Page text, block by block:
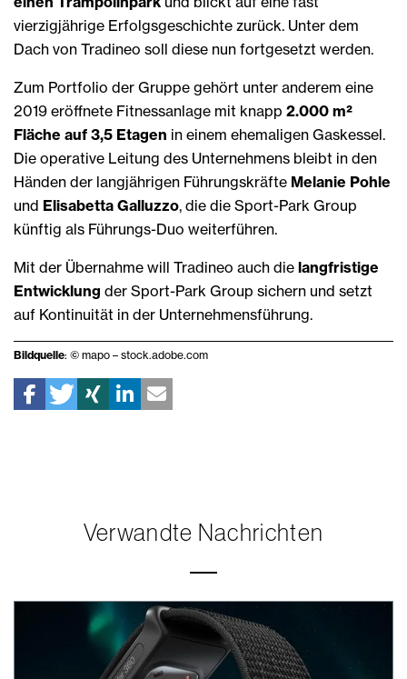
vierzigjährige Erfolgsgeschichte zurück. Unter dem
Dach von Tradineo soll diese nun fortgesetzt werden.
Zum Portfolio der Gruppe gehört unter anderem eine
2019 eröffnete Fitnessanlage mit knapp 2.000 m²
Fläche auf 3,5 Etagen in einem ehemaligen Gaskessel.
Die operative Leitung des Unternehmens bleibt in den
Händen der langjährigen Führungskräfte Melanie Pohle
und Elisabetta Galluzzo, die die Sport-Park Group
künftig als Führungs-Duo weiterführen.
Mit der Übernahme will Tradineo auch die langfristige
Entwicklung der Sport-Park Group sichern und setzt
auf Kontinuität in der Unternehmensführung.
Bildquelle: © mapo – stock.adobe.com
Verwandte Nachrichten